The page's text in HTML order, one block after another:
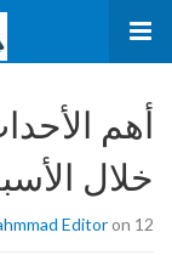
أهم
خلال
Editoron 12 أبريل، 2020